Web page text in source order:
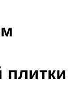
плитки